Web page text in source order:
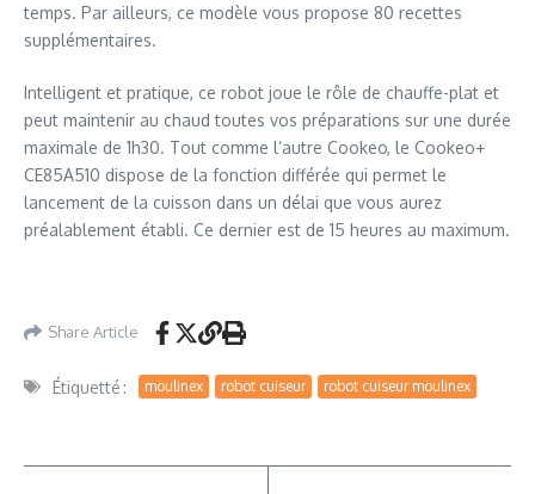
temps. Par ailleurs, ce modèle vous propose 80 recettes
supplémentaires.
Intelligent et pratique, ce robot joue le rôle de chauffe-plat et
peut maintenir au chaud toutes vos préparations sur une durée
maximale de 1h30. Tout comme l’autre Cookeo, le Cookeo+
CE85A510 dispose de la fonction différée qui permet le
lancement de la cuisson dans un délai que vous aurez
préalablement établi. Ce dernier est de 15 heures au maximum.
Share Article
Étiquetté : moulinex robot cuiseur robot cuiseur moulinex